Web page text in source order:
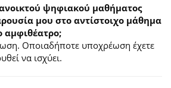
ψηφιακού μαθήματος
μου στο αντίστοιχο μάθημα
αμφιθέατρο;
Οποιαδήποτε υποχρέωση έχετε
να ισχύει.